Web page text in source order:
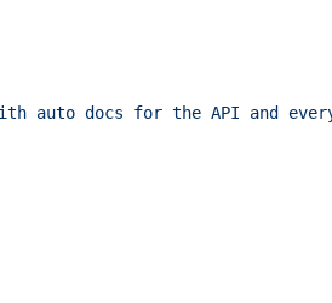
auto docs for the API and